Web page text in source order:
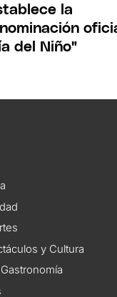
la
del Niño"
y Cultura